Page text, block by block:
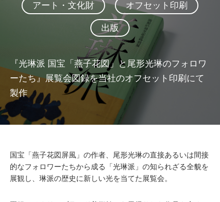
アート・文化財 オフセット印刷
出版
『光琳派 国宝「燕子花図」と尾形光琳のフォロワ
ーたち』展覧会図録を当社のオフセット印刷にて
製作
国宝「燕子花図屏風」の作者、尾形光琳の直接あるいは間接
的なフォロワーたちから成る「光琳派」の知られざる全貌を
展観し、琳派の歴史に新しい光を当てた展覧会。